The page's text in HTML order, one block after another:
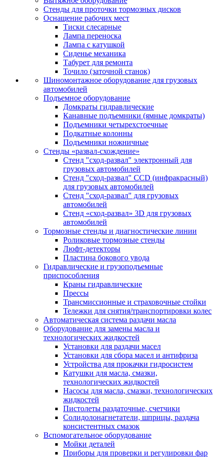
Стенды для проточки тормозных дисков
Оснащение рабочих мест
Тиски слесарные
Лампа переноска
Лампа с катушкой
Сиденье механика
Табурет для ремонта
Точило (заточной станок)
Шиномонтажное оборудование для грузовых
автомобилей
Подъемное оборудование
Домкраты гидравлические
Канавные подъемники (ямные домкраты)
Подъемники четырехстоечные
Подкатные колонны
Подъемники ножничные
Стенды «развал-схождение»
Стенд "сход-развал" электронный для
грузовых автомобилей
Стенд "сход-развал" CCD (инфракрасный)
для грузовых автомобилей
Стенд "сход-развал" для грузовых
автомобилей
Стенд «сход-развал» 3D для грузовых
автомобилей
Тормозные стенды и диагностические линии
Роликовые тормозные стенды
Люфт-детекторы
Пластина бокового увода
Гидравлические и грузоподъемные
приспособления
Краны гидравлические
Прессы
Трансмиссионные и страховочные стойки
Тележки для снятия/транспортировки колес
Автоматическая система раздачи масла
Оборудование для замены масла и
технологических жидкостей
Установки для раздачи масел
Установки для сбора масел и антифриза
Устройства для прокачки гидросистем
Катушки для масла, смазки,
технологических жидкостей
Насосы для масла, смазки, технологических
жидкостей
Пистолеты раздаточные, счетчики
Солидолонагнетатели, шприцы, раздача
консистентных смазок
Вспомогательное оборудование
Мойки деталей
Приборы для проверки и регулировки фар